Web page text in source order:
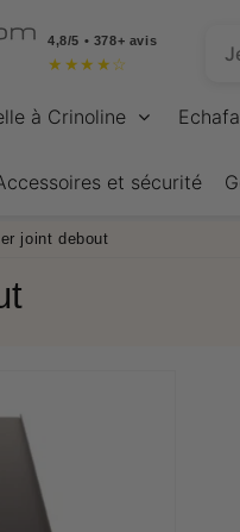
4,8/5 • 378+ avis
★ ★ ★ ★ ☆
à Crinoline
et sécurité
joint debout